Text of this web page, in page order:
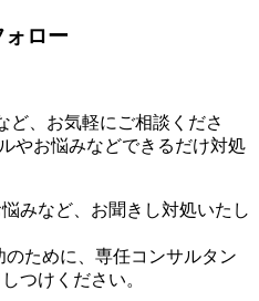
ロー
ど、お気軽にご相談くださ
やお悩みなどできるだけ対処
みなど、お聞きし対処いたし
のために、専任コンサルタン
つけください。